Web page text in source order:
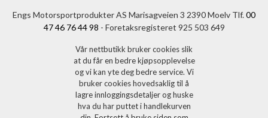
Engs Motorsportprodukter AS Marisagveien 3 2390 Moelv Tlf.00
47 46 76 44 98 - Foretaksregisteret 925 503 649
Vår nettbutikk bruker cookies slik
at du får en bedre kjøpsopplevelse
og vi kan yte deg bedre service. Vi
bruker cookies hovedsaklig til å
lagre innloggingsdetaljer og huske
hva du har puttet i handlekurven